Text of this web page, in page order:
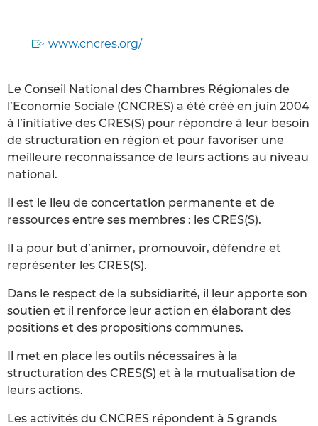
www.cncres.org/
Le Conseil National des Chambres Régionales de
l’Economie Sociale (CNCRES) a été créé en juin 2004
à l’initiative des CRES(S) pour répondre à leur besoin
de structuration en région et pour favoriser une
meilleure reconnaissance de leurs actions au niveau
national.
Il est le lieu de concertation permanente et de
ressources entre ses membres : les CRES(S).
Il a pour but d’animer, promouvoir, défendre et
représenter les CRES(S).
Dans le respect de la subsidiarité, il leur apporte son
soutien et il renforce leur action en élaborant des
positions et des propositions communes.
Il met en place les outils nécessaires à la
structuration des CRES(S) et à la mutualisation de
leurs actions.
Les activités du CNCRES répondent à 5 grands